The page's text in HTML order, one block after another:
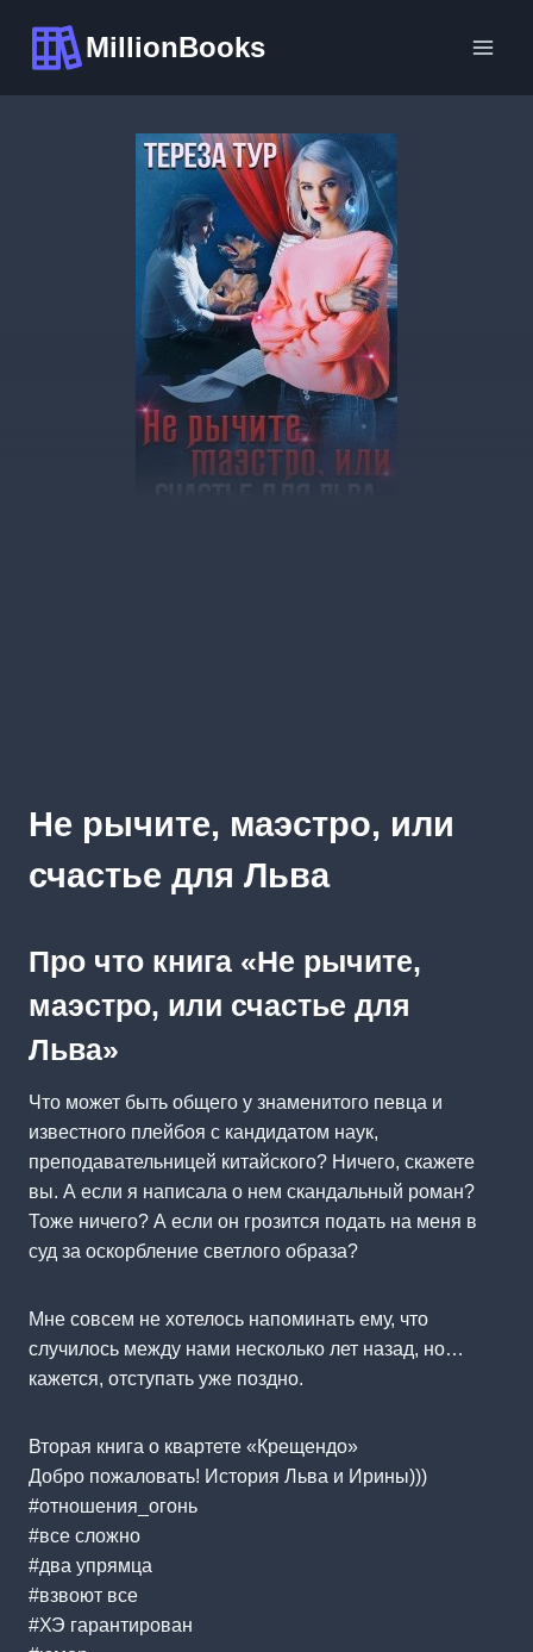
содержимому
MillionBooks
Не рычите, маэстро, или
счастье для Льва
Про что книга «Не рычите,
маэстро, или счастье для
Льва»
Что может быть общего у знаменитого певца и
известного плейбоя с кандидатом наук,
преподавательницей китайского? Ничего, скажете
вы. А если я написала о нем скандальный роман?
Тоже ничего? А если он грозится подать на меня в
суд за оскорбление светлого образа?
Мне совсем не хотелось напоминать ему, что
случилось между нами несколько лет назад, но…
кажется, отступать уже поздно.
Вторая книга о квартете «Крещендо»
Добро пожаловать! История Льва и Ирины)))
#отношения_огонь
#все сложно
#два упрямца
#взвоют все
#ХЭ гарантирован